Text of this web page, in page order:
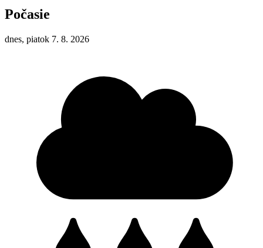
Počasie
dnes, piatok 7. 8. 2026